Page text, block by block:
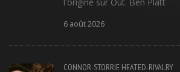
6 août 2026
CONNOR-STORRIE HEATED-RIVALRY